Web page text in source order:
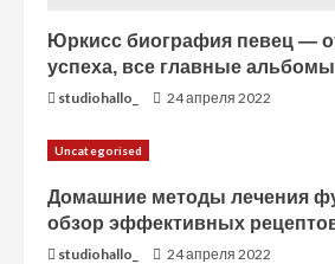
Юркисс биография певец —
успеха, все главные альбомы
studiohallo_ 24 апреля 2022
Uncategorised
Домашние методы лечения
обзор эффективных
studiohallo_ 24 апреля 2022